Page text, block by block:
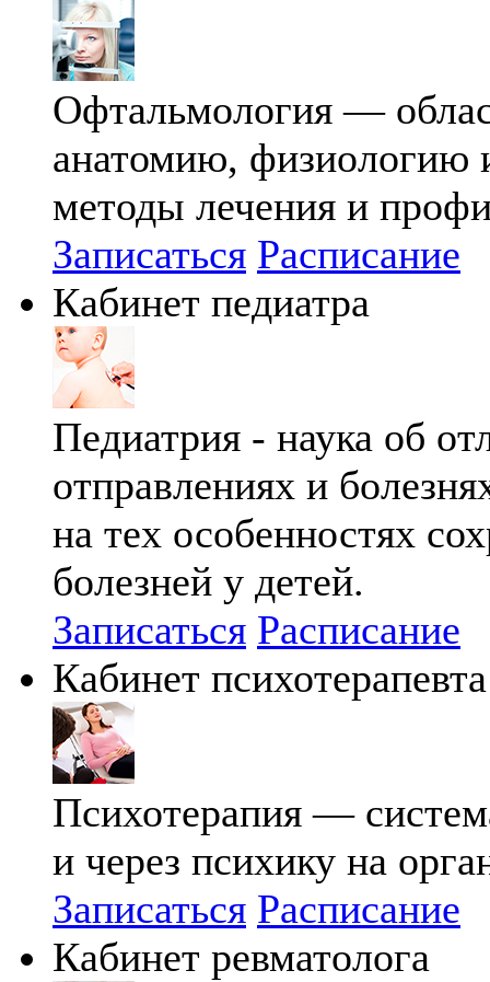
Офтальмология —
анатомию, физиологию
методы лечения и
Записаться Расписание
Кабинет педиатра
Педиатрия - наука об
отправлениях и
на тех особенностях
болезней у детей.
Записаться Расписание
Кабинет психотерапевта
Психотерапия —
и через психику на
Записаться Расписание
Кабинет ревматолога